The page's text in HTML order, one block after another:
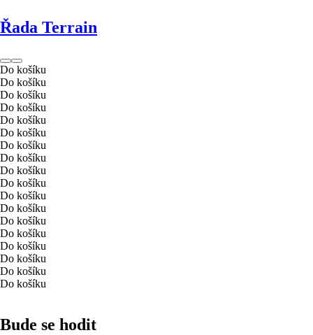
Řada Terrain
Do košíku
Do košíku
Do košíku
Do košíku
Do košíku
Do košíku
Do košíku
Do košíku
Do košíku
Do košíku
Do košíku
Do košíku
Do košíku
Do košíku
Do košíku
Do košíku
Do košíku
Do košíku
Bude se hodit